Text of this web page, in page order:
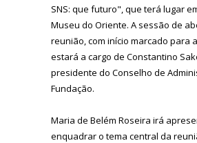
SNS: que futuro", que terá lugar
Museu do Oriente. A sessão de
reunião, com início marcado para
estará a cargo de Constantino
presidente do Conselho de
Fundação.
Maria de Belém Roseira irá
enquadrar o tema central da